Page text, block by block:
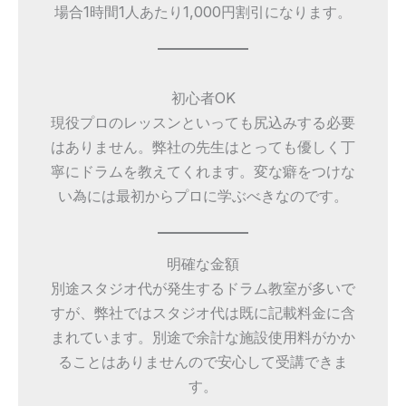
場合1時間1人あたり1,000円割引になります。
初心者OK
現役プロのレッスンといっても尻込みする必要
はありません。弊社の先生はとっても優しく丁
寧にドラムを教えてくれます。変な癖をつけな
い為には最初からプロに学ぶべきなのです。
明確な金額
別途スタジオ代が発生するドラム教室が多いで
すが、弊社ではスタジオ代は既に記載料金に含
まれています。別途で余計な施設使用料がかか
ることはありませんので安心して受講できま
す。